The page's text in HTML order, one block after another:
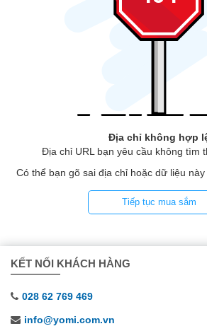
Địa chỉ không hợp
Địa chỉ URL bạn yêu cầu không tìm
Có thể bạn gõ sai địa chỉ hoặc dữ liệu
Tiếp tục mua sắm
KẾT NỐI KHÁCH HÀNG
028 62 769 469
info@yomi.com.vn